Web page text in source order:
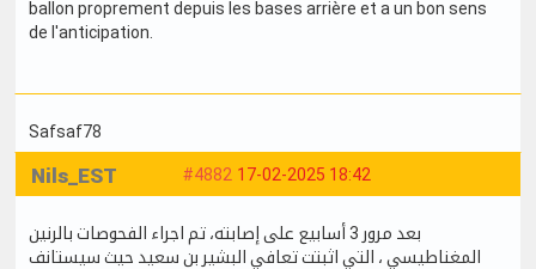
ballon proprement depuis les bases arrière et a un bon sens
de l'anticipation.
Safsaf78
#4882 17-02-2025 18:42
Nils_EST
بعد مرور 3 أسابيع على إصابته، تم اجراء الفحوصات بالرنين
المغناطيسي ، التي اثبتت تعافي البشير بن سعيد حيث سيستانف